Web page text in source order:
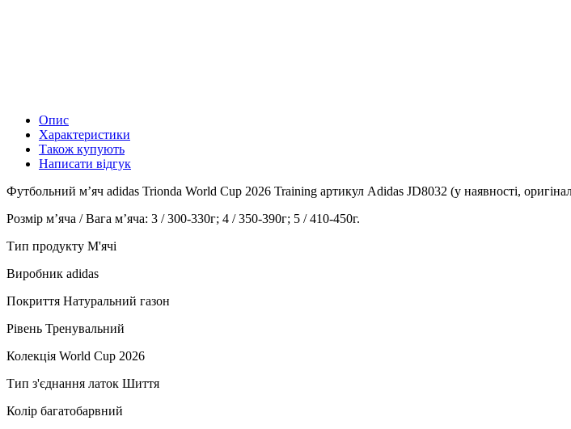
Опис
Характеристики
Також купують
Написати відгук
Футбольний м’яч adidas Trionda World Cup 2026 Training артикул Adidas JD8032 (у наявності,
Розмір мʼяча / Вага мʼяча: 3 / 300-330г; 4 / 350-390г; 5 / 410-450г.
Тип продукту М'ячі
Виробник adidas
Покриття Натуральний газон
Рівень Тренувальний
Колекція World Cup 2026
Тип з'єднання латок Шиття
Колір багатобарвний